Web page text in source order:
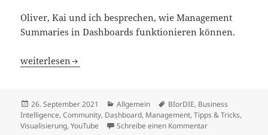
Oliver, Kai und ich besprechen, wie Management
Summaries in Dashboards funktionieren können.
BI or DIE Live – „Management Summaries in
weiterlesen
Veröffentlicht
am
26. September 2021 Kategorien
Allgemein Schlagwörter
BIorDIE, Business
Intelligence,Community, Dashboard, Management,Tipps & Tricks,
Visualisierung,YouTube Schreibe einen Kommentarzu BI or DIE Live